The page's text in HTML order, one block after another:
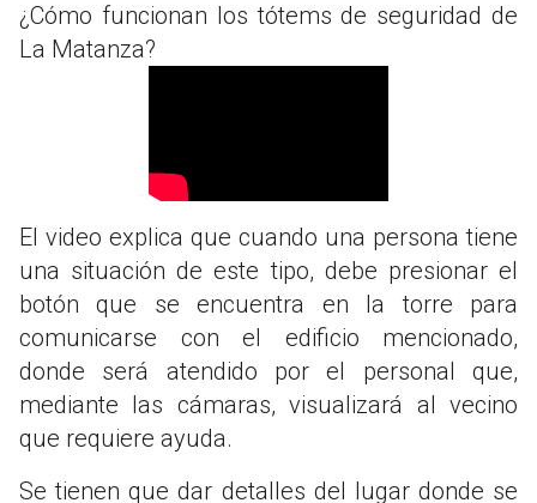
¿Cómo funcionan los tótems de seguridad de
La Matanza?
El video explica que cuando una persona tiene
una situación de este tipo, debe presionar el
botón que se encuentra en la torre para
comunicarse con el edificio mencionado,
donde será atendido por el personal que,
mediante las cámaras, visualizará al vecino
que requiere ayuda.
Se tienen que dar detalles del lugar donde se